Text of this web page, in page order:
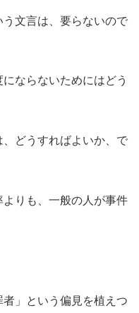
う文言は、要らないので
ならないためにはどう
どうすればよいか、で
りも、一般の人が事件
」という偏見を植えつ